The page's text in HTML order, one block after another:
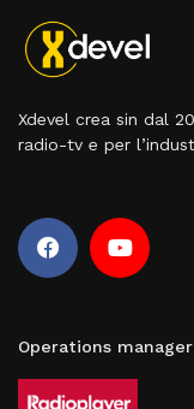
Xdevel crea sin dal
radio-tv e per
Operations manager